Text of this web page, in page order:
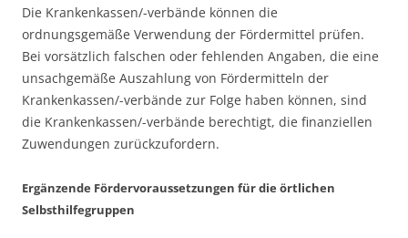
Die Krankenkassen/-verbände können die
ordnungsgemäße Verwendung der Fördermittel prüfen.
Bei vorsätzlich falschen oder fehlenden Angaben, die eine
unsachgemäße Auszahlung von Fördermitteln der
Krankenkassen/-verbände zur Folge haben können, sind
die Krankenkassen/-verbände berechtigt, die finanziellen
Zuwendungen zurückzufordern.
Ergänzende Fördervoraussetzungen für die örtlichen
Selbsthilfegruppen